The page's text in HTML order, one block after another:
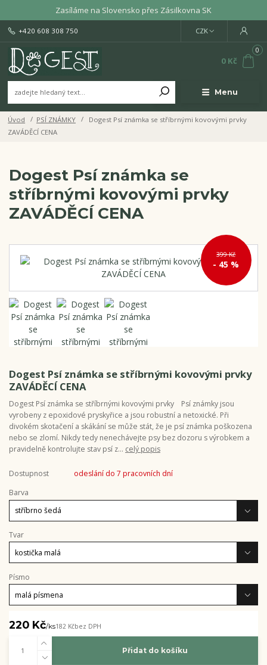
Zasíláme na Slovensko přes Zásilkovna SK
Menu
CZK
+420 608 308 750
0
0 Kč
Úvod PSÍ ZNÁMKY
Dogest Psí známka se stříbrnými kovovými prvky
ZAVÁDĚCÍ CENA
Dogest Psí známka se
stříbrnými kovovými prvky
ZAVÁDĚCÍ CENA
399 Kč
- 45 %
Dogest Psí známka se stříbrnými kovovými prvky
ZAVÁDĚCÍ CENA
Dogest Psí známka se stříbrnými kovovými prvky Psí známky jsou
vyrobeny z epoxidové pryskyřice a jsou robustní a netoxické. Při
divokém skotačení a skákání se může stát, že je psí známka poškozena
nebo se zlomí. Nikdy tedy nenechávejte psy bez dozoru s výrobkem a
pravidelně kontrolujte stav psí z... celý popis
Dostupnost
odeslání do 7 pracovních dní
Barva
Tvar
Písmo
220 Kč/ks182 Kčbez DPH
Přidat do košíku